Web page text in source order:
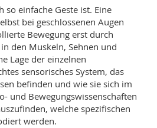
so einfache Geste ist. Eine
bei geschlossenen Augen
Bewegung erst durch
den Muskeln, Sehnen und
Lage der einzelnen
sensorisches System, das
befinden und wie sie sich im
und Bewegungswissenschaften
welche spezifischen
werden.